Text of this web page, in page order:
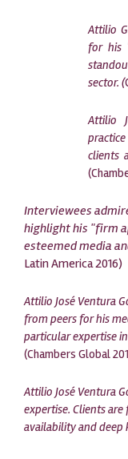
Attilio
for his
sector. (
Attilio
clients
Interviewees
highlight his "firm
esteemed media
Latin America 2016)
Attilio José Ventura
from peers for his
particular expertise
(Chambers Global
Attilio José Ventura
expertise. Clients
availability and deep